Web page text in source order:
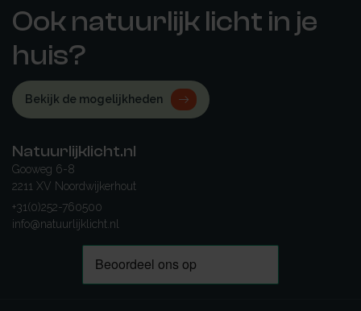
Ook natuurlijk licht in je
huis?
Bekijk de mogelijkheden
Natuurlijklicht.nl
Gooweg 6-8
2211 XV Noordwijkerhout
+31(0)252-760500
info@natuurlijklicht.nl